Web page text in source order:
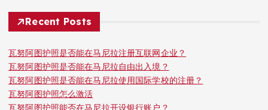
Recent Posts
瓦努阿图护照是否能在马尼拉注册互联网企业？
瓦努阿图护照是否能在马尼拉自由出入境？
瓦努阿图护照是否能在马尼拉使用国际学校的注册？
瓦努阿图护照怎么激活
瓦努阿图护照能否在马尼拉开设银行账户？